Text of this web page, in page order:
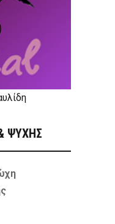
ΨΥΧΗΣ